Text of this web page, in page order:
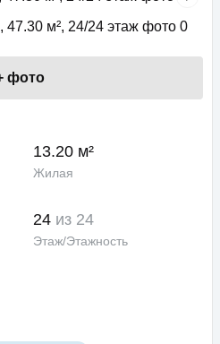
фото
13.20 м²
Жилая
24 из 24
Этаж/Этажность